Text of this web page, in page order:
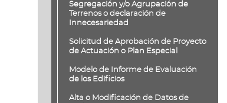
Segregación y/o Agrupación de
Terrenos o declaración de
Innecesariedad
Solicitud de Aprobación de Proyecto
de Actuación o Plan Especial
Modelo de Informe de Evaluación
de los Edificios
Alta o Modificación de Datos de